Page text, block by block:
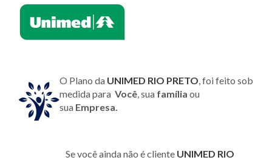
O Plano da UNIMED RIO PRETO, foi feito sob
medida para Você, sua família ou
sua Empresa.
Se você ainda não é cliente UNIMED RIO